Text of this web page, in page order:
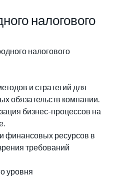
налогового
налогового
и стратегий для
обязательств компании.
бизнес-процессов на
финансовых ресурсов в
требований
уровня